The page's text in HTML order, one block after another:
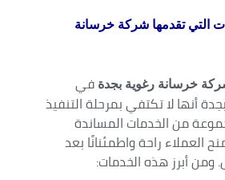
التي تقدمها شركة خرسانة
خرسانة رغوية بجدة في
أنها لا تكتفي بمرحلة التنفيذ
من الخدمات المساندة
العملاء راحة واطمئنانًا بعد
ومن أبرز هذه الخدمات: